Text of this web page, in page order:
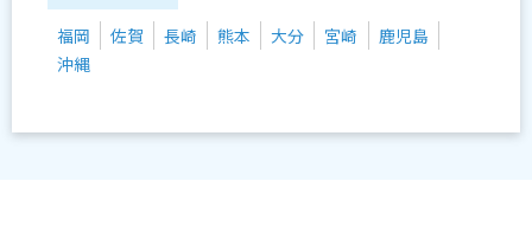
福岡 佐賀 長崎 熊本 大分 宮崎
鹿児島
沖縄